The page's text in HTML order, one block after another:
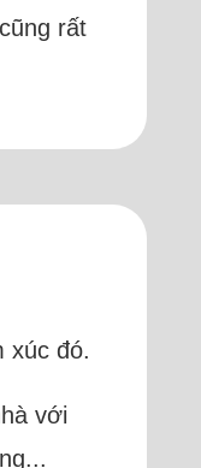
rất
xúc đó.
với